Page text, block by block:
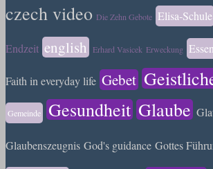
czech video Die Zehn Gebote Elisa-Schule
Endzeit english Erhard Vasicek Erweckung Essen
Faith in everyday life Gebet
Gemeinde Gesundheit Glaube
Glaubenszeugnis God's guidance Gottes